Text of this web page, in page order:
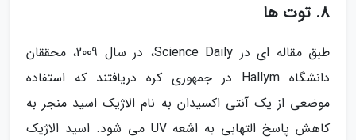
8. توت ها
طبق مقاله ای در Science Daily، در سال 2009، محققان
دانشگاه Hallym در جمهوری کره دریافتند که استفاده
موضعی از یک آنتی اکسیدان به نام الاژیک اسید منجر به
کاهش پاسخ التهابی به اشعه UV می شود. اسید الاژیک